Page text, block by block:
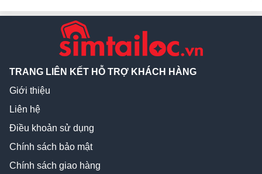
TRANG LIÊN KẾT HỖ TRỢ KHÁCH HÀNG
Giới thiệu
Liên hệ
Điều khoản sử dụng
Chính sách bảo mật
Chính sách giao hàng